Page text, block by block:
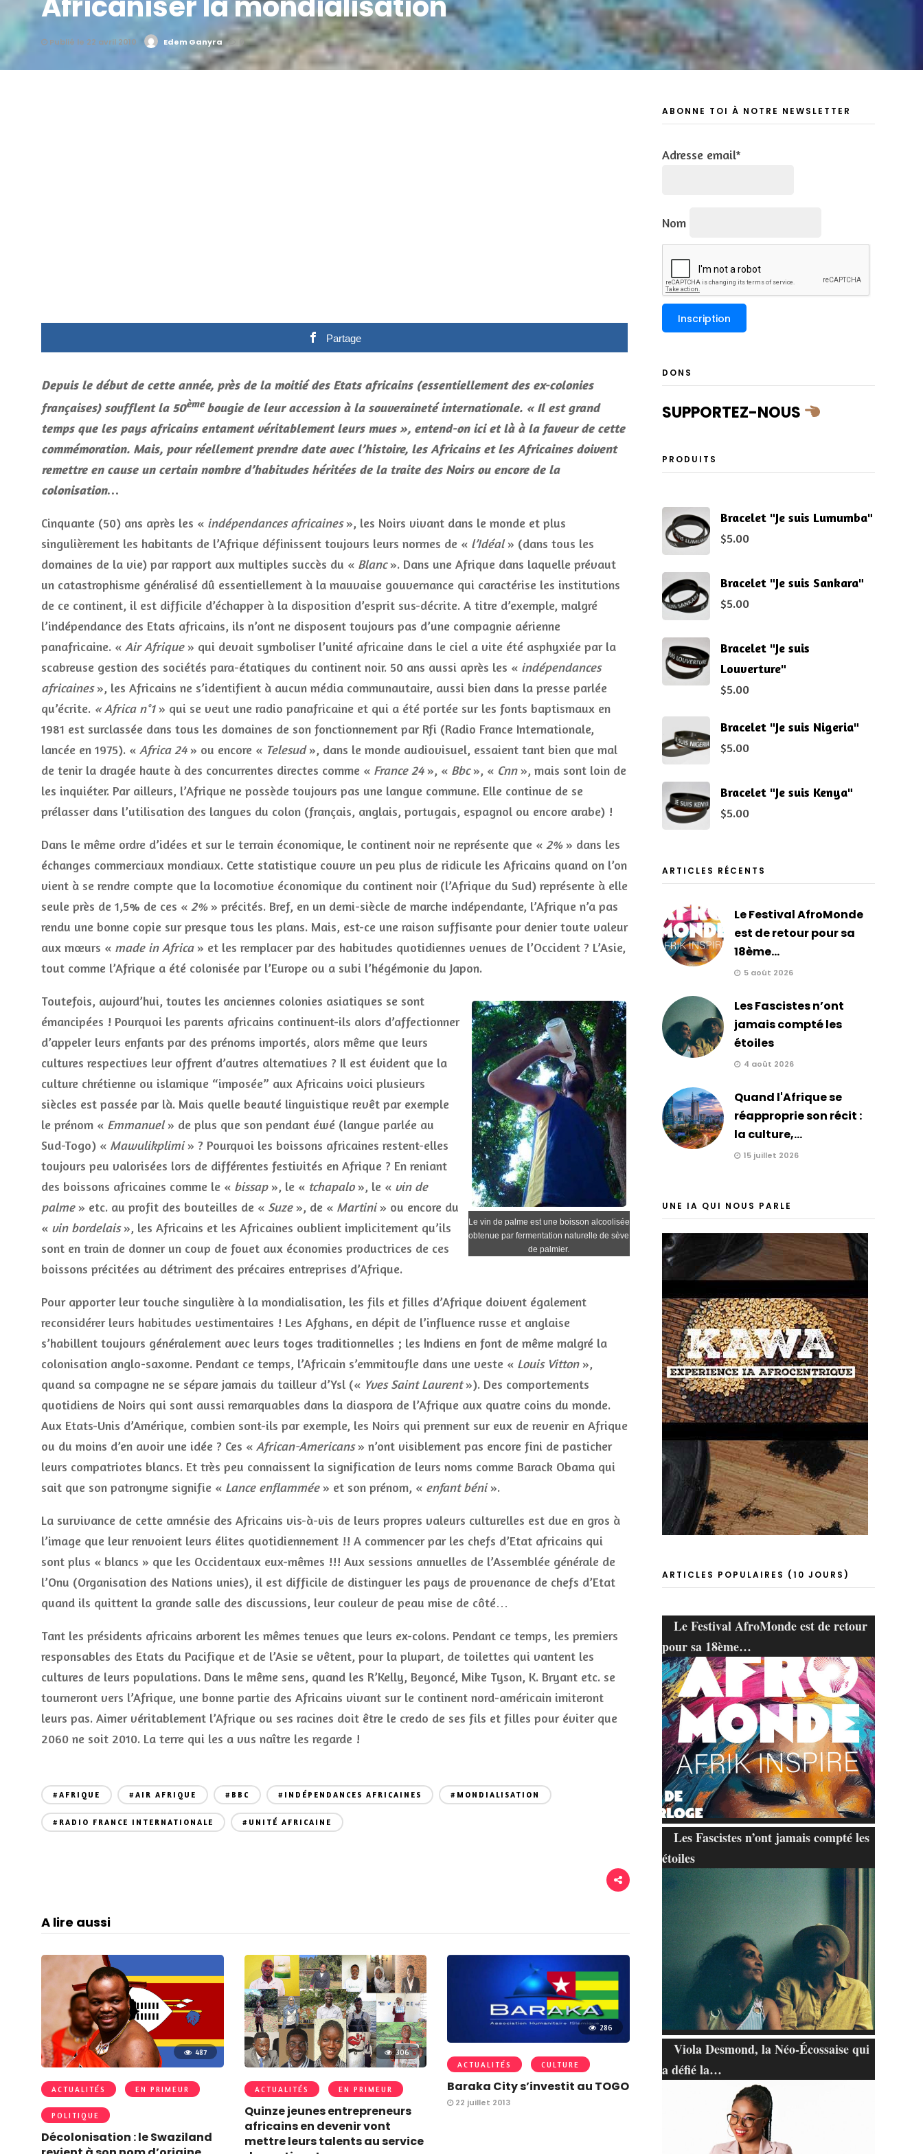
Publié le 22 avril 2010 Edem Ganyra
Partage
Depuis le début de cette année, près de la moitié des Etats africains (essentiellement des ex-colonies
françaises) soufflent la 50èmebougie de leur accession à la souveraineté internationale. « Il est grand
temps que les pays africains entament véritablement leurs mues », entend-on ici et là à la faveur de cette
commémoration. Mais, pour réellement prendre date avec l’histoire, les Africains et les Africaines doivent
remettre en cause un certain nombre d’habitudes héritées de la traite des Noirs ou encore de la
colonisation…
Cinquante (50) ans après les « indépendances africaines», les Noirs vivant dans le monde et plus
singulièrement les habitants de l’Afrique définissent toujours leurs normes de « l’Idéal» (dans tous les
domaines de la vie) par rapport aux multiples succès du « Blanc». Dans une Afrique dans laquelle prévaut
un catastrophisme généralisé dû essentiellement à la mauvaise gouvernance qui caractérise les institutions
de ce continent, il est difficile d’échapper à la disposition d’esprit sus-décrite. A titre d’exemple, malgré
l’indépendance des Etats africains, ils n’ont ne disposent toujours pas d’une compagnie aérienne
panafricaine. « Air Afrique» qui devait symboliser l’unité africaine dans le ciel a vite été asphyxiée par la
scabreuse gestion des sociétés para-étatiques du continent noir. 50 ans aussi après les « indépendances
africaines», les Africains ne s’identifient à aucun média communautaire, aussi bien dans la presse parlée
qu’écrite. « Africa n°1» qui se veut une radio panafricaine et qui a été portée sur les fonts baptismaux en
1981 est surclassée dans tous les domaines de son fonctionnement par Rfi (Radio France Internationale,
lancée en 1975). « Africa 24» ou encore « Telesud», dans le monde audiovisuel, essaient tant bien que mal
de tenir la dragée haute à des concurrentes directes comme « France 24», « Bbc», « Cnn», mais sont loin de
les inquiéter. Par ailleurs, l’Afrique ne possède toujours pas une langue commune. Elle continue de se
prélasser dans l’utilisation des langues du colon (français, anglais, portugais, espagnol ou encore arabe) !
Dans le même ordre d’idées et sur le terrain économique, le continent noir ne représente que « 2%» dans les
échanges commerciaux mondiaux. Cette statistique couvre un peu plus de ridicule les Africains quand on l’on
vient à se rendre compte que la locomotive économique du continent noir (l’Afrique du Sud) représente à elle
seule près de 1,5% de ces « 2%» précités. Bref, en un demi-siècle de marche indépendante, l’Afrique n’a pas
rendu une bonne copie sur presque tous les plans. Mais, est-ce une raison suffisante pour denier toute valeur
aux mœurs « made in Africa» et les remplacer par des habitudes quotidiennes venues de l’Occident ? L’Asie,
tout comme l’Afrique a été colonisée par l’Europe ou a subi l’hégémonie du Japon.
Le vin de palme est une boisson alcoolisée
obtenue par fermentation naturelle de sève
de palmier.
Toutefois, aujourd’hui, toutes les anciennes colonies asiatiques se sont
émancipées ! Pourquoi les parents africains continuent-ils alors d’affectionner
d’appeler leurs enfants par des prénoms importés, alors même que leurs
cultures respectives leur offrent d’autres alternatives ? Il est évident que la
culture chrétienne ou islamique “imposée” aux Africains voici plusieurs
siècles est passée par là. Mais quelle beauté linguistique revêt par exemple
le prénom « Emmanuel» de plus que son pendant éwé (langue parlée au
Sud-Togo) « Mawulikplimi» ? Pourquoi les boissons africaines restent-elles
toujours peu valorisées lors de différentes festivités en Afrique ? En reniant
des boissons africaines comme le « bissap», le « tchapalo», le « vin de
palme» etc. au profit des bouteilles de « Suze», de « Martini» ou encore du
« vin bordelais», les Africains et les Africaines oublient implicitement qu’ils
sont en train de donner un coup de fouet aux économies productrices de ces
boissons précitées au détriment des précaires entreprises d’Afrique.
Pour apporter leur touche singulière à la mondialisation, les fils et filles d’Afrique doivent également
reconsidérer leurs habitudes vestimentaires ! Les Afghans, en dépit de l’influence russe et anglaise
s’habillent toujours généralement avec leurs toges traditionnelles ; les Indiens en font de même malgré la
colonisation anglo-saxonne. Pendant ce temps, l’Africain s’emmitoufle dans une veste « Louis Vitton»,
quand sa compagne ne se sépare jamais du tailleur d’Ysl (« Yves Saint Laurent»). Des comportements
quotidiens de Noirs qui sont aussi remarquables dans la diaspora de l’Afrique aux quatre coins du monde.
Aux Etats-Unis d’Amérique, combien sont-ils par exemple, les Noirs qui prennent sur eux de revenir en Afrique
ou du moins d’en avoir une idée ? Ces « African-Americans» n’ont visiblement pas encore fini de pasticher
leurs compatriotes blancs. Et très peu connaissent la signification de leurs noms comme Barack Obama qui
sait que son patronyme signifie « Lance enflammée» et son prénom, « enfant béni».
La survivance de cette amnésie des Africains vis-à-vis de leurs propres valeurs culturelles est due en gros à
l’image que leur renvoient leurs élites quotidiennement !! A commencer par les chefs d’Etat africains qui
sont plus « blancs » que les Occidentaux eux-mêmes !!! Aux sessions annuelles de l’Assemblée générale de
l’Onu (Organisation des Nations unies), il est difficile de distinguer les pays de provenance de chefs d’Etat
quand ils quittent la grande salle des discussions, leur couleur de peau mise de côté…
Tant les présidents africains arborent les mêmes tenues que leurs ex-colons. Pendant ce temps, les premiers
responsables des Etats du Pacifique et de l’Asie se vêtent, pour la plupart, de toilettes qui vantent les
cultures de leurs populations. Dans le même sens, quand les R’Kelly, Beyoncé, Mike Tyson, K. Bryant etc. se
tourneront vers l’Afrique, une bonne partie des Africains vivant sur le continent nord-américain imiteront
leurs pas. Aimer véritablement l’Afrique ou ses racines doit être le credo de ses fils et filles pour éviter que
2060 ne soit 2010. La terre qui les a vus naître les regarde !
#AFRIQUE #AIR AFRIQUE #BBC #INDÉPENDANCES AFRICAINES #MONDIALISATION
#RADIO FRANCE INTERNATIONALE #UNITÉ AFRICAINE
A lire aussi
487
ACTUALITÉS EN PRIMEUR
POLITIQUE
Décolonisation : le Swaziland
306
ACTUALITÉS EN PRIMEUR
Quinze jeunes entrepreneurs
africains en devenir vont
mettre leurs talents au service
286
ACTUALITÉS CULTURE
Baraka City s’investit au TOGO
22 juillet 2013
ABONNE TOI À NOTRE NEWSLETTER
Adresse email*
Nom
DONS
SUPPORTEZ-NOUS
PRODUITS
Bracelet "Je suis Lumumba"
$5.00
Bracelet "Je suis Sankara"
$5.00
Bracelet "Je suis
Louverture"
$5.00
Bracelet "Je suis Nigeria"
$5.00
Bracelet "Je suis Kenya"
$5.00
ARTICLES RÉCENTS
Le Festival AfroMonde
est de retour pour sa
18ème...
5 août 2026
Les Fascistes n’ont
jamais compté les
étoiles
4 août 2026
Quand l'Afrique se
réapproprie son récit :
la culture,...
15 juillet 2026
UNE IA QUI NOUS PARLE
ARTICLES POPULAIRES (10 JOURS)
Le Festival AfroMonde est de retour
pour sa 18ème…
Les Fascistes n’ont jamais compté les
étoiles
Viola Desmond, la Néo-Écossaise qui
a défié la…